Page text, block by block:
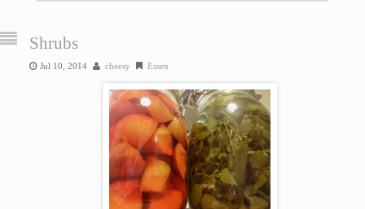
Shrubs
Jul 10, 2014 cheesy Essen